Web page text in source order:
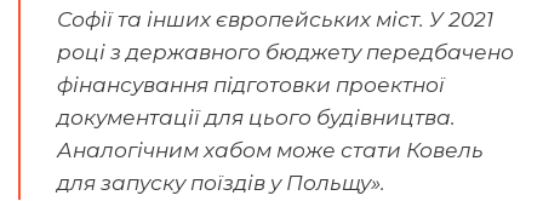
Софії та інших європейських міст. У 2021
році з державного бюджету передбачено
фінансування підготовки проектної
документації для цього будівництва.
Аналогічним хабом може стати Ковель
для запуску поїздів у Польщу».